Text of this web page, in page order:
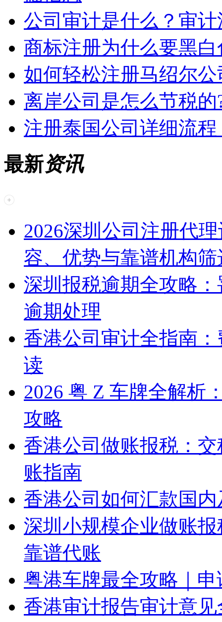
公司审计是什么？审
商标注册为什么要黑
如何轻松注册马绍尔
离岸公司是怎么节税
注册泰国公司详细流
最新资讯
2026深圳公司注册代
容、优势与靠谱机构筛
深圳报税逾期全攻略
逾期处理
香港公司审计全指南
读
2026 粤 Z 车牌全解析
攻略
香港公司做账报税：
账指南
香港公司如何汇款国
深圳小规模企业做账
靠谱代账
粤港车牌最全攻略｜
香港审计报告审计意